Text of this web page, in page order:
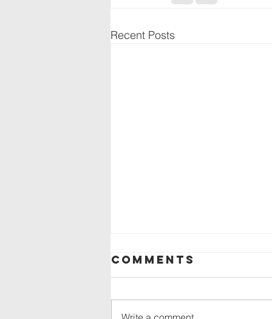
Recent Posts
모든 것이 다 하나님의 은혜
이인승 목사(새 믿음장로교회 원
로목사) 코리아 월드 종교 칼럼니
Comments